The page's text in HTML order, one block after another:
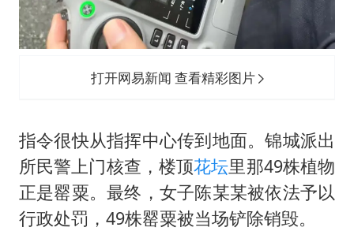
打开网易新闻 查看精彩图片
指令很快从指挥中心传到地面。锦城派出
所民警上门核查，楼顶花坛里那49株植物
正是罂粟。最终，女子陈某某被依法予以
行政处罚，49株罂粟被当场铲除销毁。